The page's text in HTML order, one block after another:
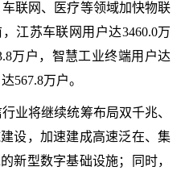
联网、医疗等领域加快物联
江苏车联网用户达3460.0万
万户，智慧工业终端用户达
567.8万户。
业将继续统筹布局双千兆、
设，加速建成高速泛在、集
新型数字基础设施；同时，